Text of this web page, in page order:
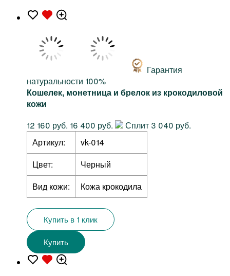
Гарантия
натуральности 100%
Кошелек, монетница и брелок из крокодиловой
кожи
12 160 руб. 16 400 руб.
Сплит 3 040 руб.
Артикул:
vk-014
Цвет:
Черный
Вид кожи:
Кожа крокодила
Купить в 1 клик
Купить